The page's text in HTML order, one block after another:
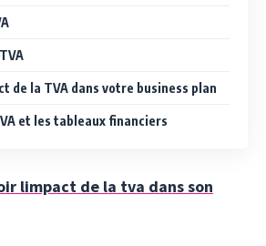
de la TVA dans votre business plan
et les tableaux financiers